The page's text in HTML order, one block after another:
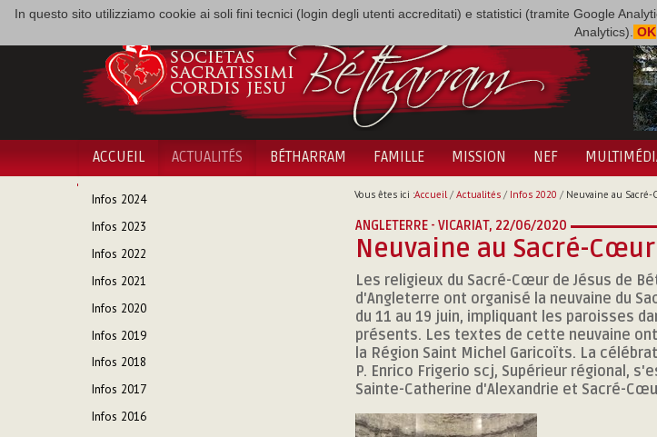
In questo sito utilizziamo cookie ai soli fini tecnici (login degli utenti accreditati) e statistici (tramite Google
Analytics). OK
ACCUEIL ACTUALITÉS BÉTHARRAM FAMILLE MISSION NEF
NAVIGATION
Infos 2024
Infos 2023
Infos 2022
Infos 2021
Infos 2020
Infos 2019
Infos 2018
Infos 2017
Infos 2016
Vous êtes ici :Accueil/ Actualités/ Infos 2020 / Neuvaine au Sacré-
ANGLETERRE - VICARIAT, 22/06/2020
Neuvaine au Sacré-
Les religieux du Sacré-Cœur de Jésus de
d'Angleterre ont organisé la neuvaine du
du 11 au 19 juin, impliquant les paroisses
présents. Les textes de cette neuvaine
la Région Saint Michel Garicoïts. La
P. Enrico Frigerio scj, Supérieur régional,
Sainte-Catherine d'Alexandrie et Sacré-